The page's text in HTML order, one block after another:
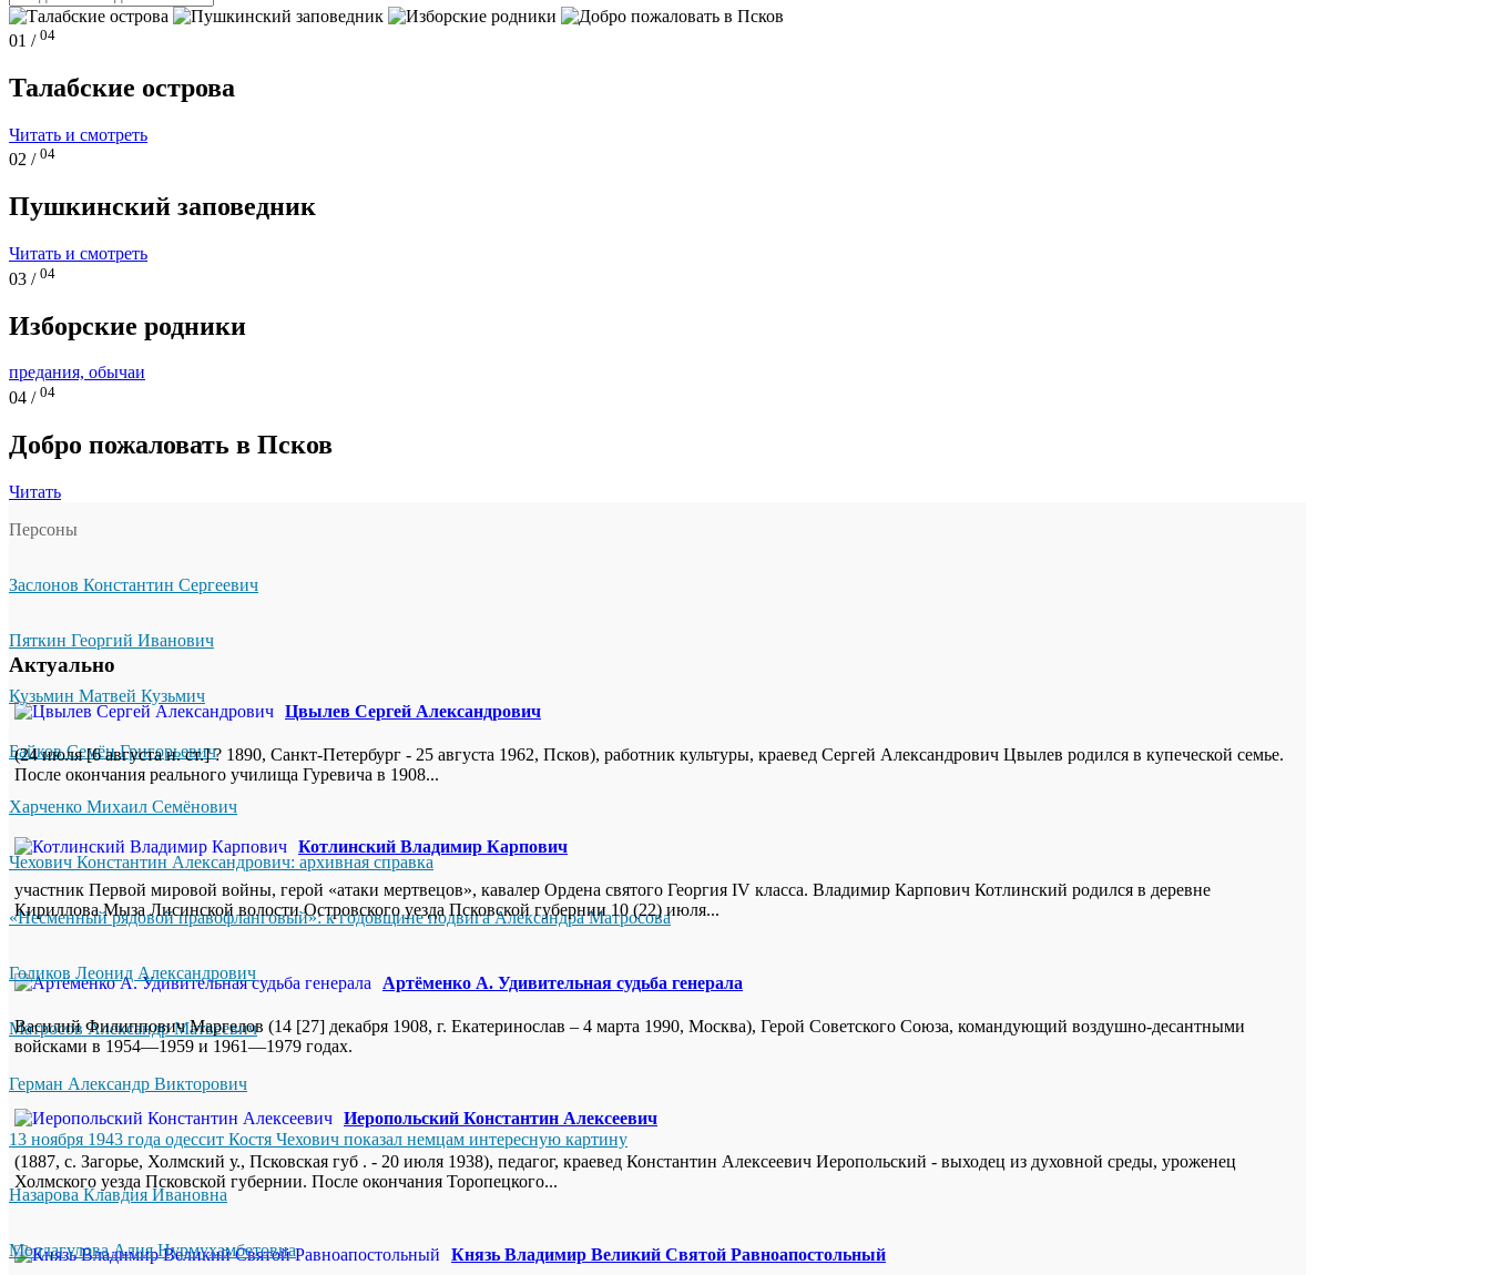
01 / 04
Талабские острова
Читать и смотреть
02 / 04
Пушкинский заповедник
Читать и смотреть
03 / 04
Изборские родники
предания, обычаи
04 / 04
Добро пожаловать в Псков
Читать
Персоны
Заслонов Константин Сергеевич
Пяткин Георгий Иванович
Кузьмин Матвей Кузьмич
Байков Семён Григорьевич
Харченко Михаил Семёнович
Чехович Константин Александрович: архивная справка
«Несменный рядовой правофланговый»: к годовщине подвига Александра Матросова
Голиков Леонид Александрович
Матросов Александр Матвеевич
Герман Александр Викторович
13 ноября 1943 года одессит Костя Чехович показал немцам интересную картину
Назарова Клавдия Ивановна
Молдагулова Алия Нурмухамбетовна
Актуально
Цвылев Сергей Александрович
(24 июля [6 августа н. ст.] ? 1890, Санкт-Петербург - 25 августа 1962, Псков), работник культуры, краевед Сергей Александрович Цвылев родился в купеческой семье.
После окончания реального училища Гуревича в 1908...
Котлинский Владимир Карпович
участник Первой мировой войны, герой «атаки мертвецов», кавалер Ордена святого Георгия IV класса. Владимир Карпович Котлинский родился в деревне
Кириллова Мыза Лисинской волости Островского уезда Псковской губернии 10 (22) июля...
Артёменко А. Удивительная судьба генерала
Василий Филиппович Маргелов (14 [27] декабря 1908, г. Екатеринослав – 4 марта 1990, Москва), Герой Советского Союза, командующий воздушно-десантными
войсками в 1954—1959 и 1961—1979 годах.
Иеропольский Константин Алексеевич
(1887, с. Загорье, Холмский у., Псковская губ . - 20 июля 1938), педагог, краевед Константин Алексеевич Иеропольский - выходец из духовной среды, уроженец
Холмского уезда Псковской губернии. После окончания Торопецкого...
Князь Владимир Великий Святой Равноапостольный